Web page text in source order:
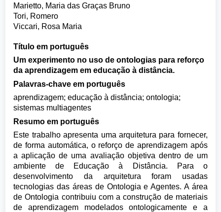
Marietto, Maria das Graças Bruno
Tori, Romero
Viccari, Rosa Maria
Título em português
Um experimento no uso de ontologias para reforço
da aprendizagem em educação à distância.
Palavras-chave em português
aprendizagem; educação à distância; ontologia;
sistemas multiagentes
Resumo em português
Este trabalho apresenta uma arquitetura para fornecer,
de forma automática, o reforço de aprendizagem após
a aplicação de uma avaliação objetiva dentro de um
ambiente de Educação à Distância. Para o
desenvolvimento da arquitetura foram usadas
tecnologias das áreas de Ontologia e Agentes. A área
de Ontologia contribuiu com a construção de materiais
de aprendizagem modelados ontologicamente e a